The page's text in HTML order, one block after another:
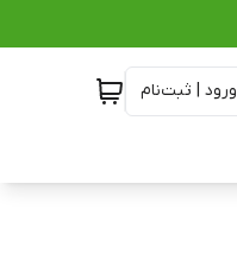
ورود | ثبت‌نام